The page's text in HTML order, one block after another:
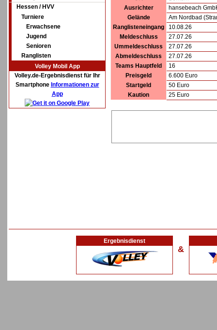
Hessen / HVV
Turniere
Erwachsene
Jugend
Senioren
Ranglisten
Volley Mobil App
Volley.de-Ergebnisdienst für Ihr
Smartphone Informationen zur
App
Ausrichter
hansebeach
Gelände
Am Nordbad
Ranglisteneingang
10.08.26
Meldeschluss
27.07.26
Ummeldeschluss
27.07.26
Abmeldeschluss
27.07.26
Teams Hauptfeld
16
Preisgeld
6.600 Euro
Startgeld
50 Euro
Kaution
25 Euro
Ergebnisdienst
&